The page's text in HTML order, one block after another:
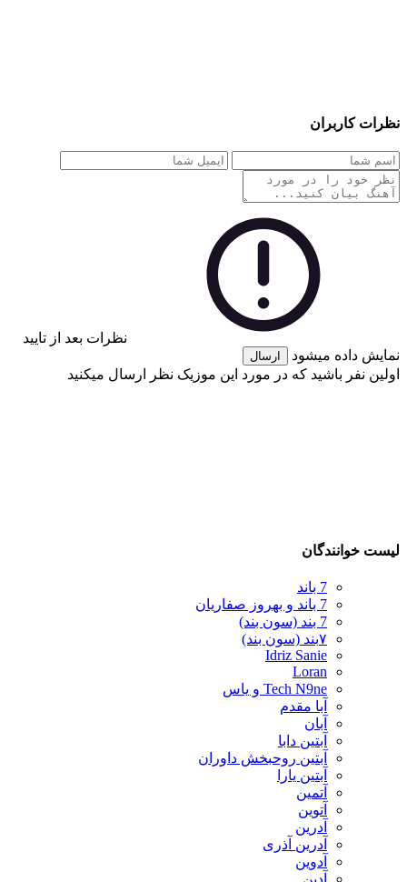
نظرات کاربران
نظرات بعد از تایید
نمایش داده میشود
ارسال
اولین نفر باشید که در مورد این موزیک نظر ارسال میکنید
لیست خوانندگان
7 باند
7 باند و بهروز صفاریان
7 بند (سون بند)
۷بند (سون بند)
Idriz Sanie
Loran
Tech N9ne و یاس
آبا مقدم
آبان
آبتین دابا
آبتین روحبخش داوران
آبتین یارا
آتمین
آتوین
آدرین
آدرین آذری
آدوین